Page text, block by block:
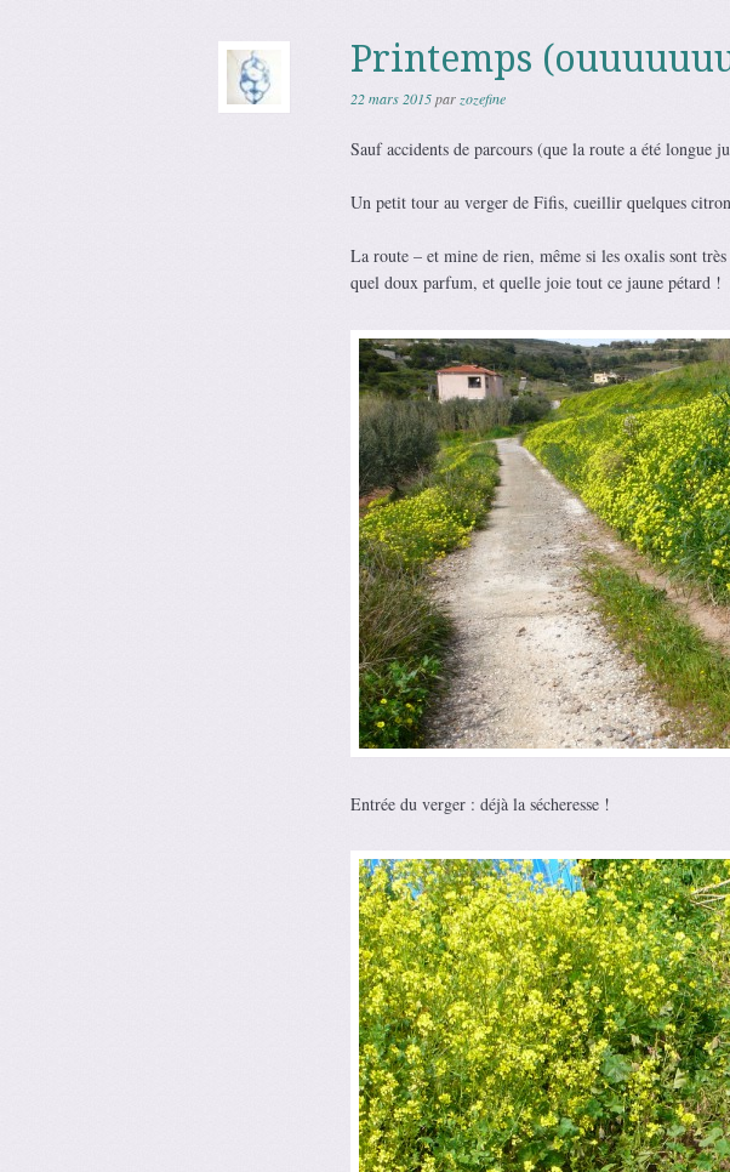
Printemps
22 mars 2015par zozefine
Sauf accidents de parcours (que la route a été
Un petit tour au verger de Fifis, cueillir quelques
La route – et mine de rien, même si les oxalis sont
quel doux parfum, et quelle joie tout ce jaune pétard !
Entrée du verger : déjà la sécheresse !